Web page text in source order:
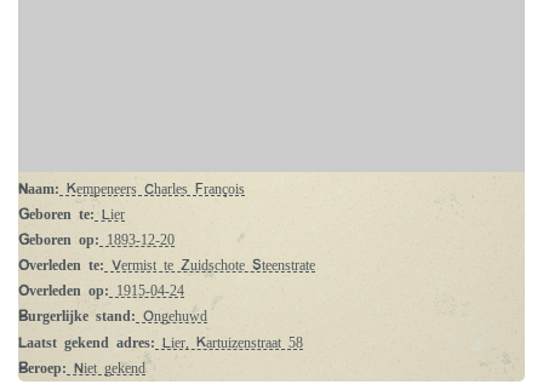
Naam: Kempeneers Charles François
Geboren te: Lier
Geboren op: 1893-12-20
Overleden te: Vermist te Zuidschote Steenstrate
Overleden op: 1915-04-24
Burgerlijke stand: Ongehuwd
Laatst gekend adres: Lier, Kartuizenstraat 58
Beroep: Niet gekend